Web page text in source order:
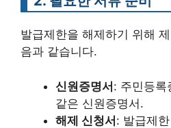
발급제한을 해제하기 위해
음과 같습니다.
신원증명서: 주민등록
같은 신원증명서.
해제 신청서: 발급제